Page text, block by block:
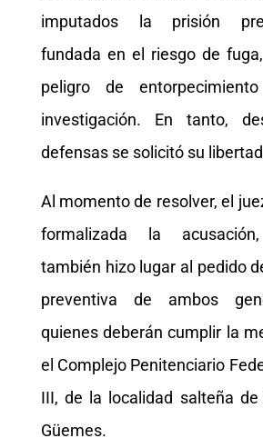
imputados la prisión
fundada en el riesgo de
peligro de
investigación. En tanto,
defensas se solicitó su
Al momento de resolver, el
formalizada la
también hizo lugar al pedido
preventiva de ambos
quienes deberán cumplir la
el Complejo Penitenciario
III, de la localidad salteña de
Güemes.